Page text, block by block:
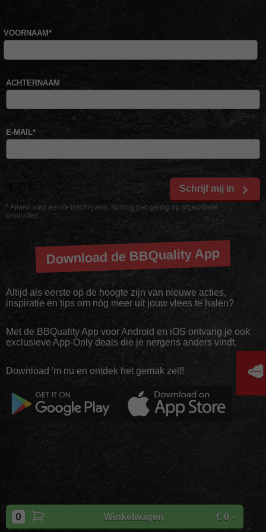
Winkelwagen
0 € 0,-
* Alleen voor eerste inschrijvers. Korting niet geldig op afgeprijsde
producten
VOORNAAM*
ACHTERNAAM
E-MAIL*
Schrijf mij in
Download de BBQuality App
Altijd als eerste op de hoogte zijn van nieuwe acties,
inspiratie en tips om nóg meer uit jouw vlees te halen?
Met de BBQuality App voor Android en iOS ontvang je ook
exclusieve App-Only deals die je nergens anders vindt.
Download 'm nu en ontdek het gemak zelf!
CopyrightBBQuality
🥩